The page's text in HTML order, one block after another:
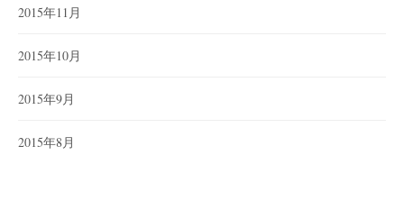
2015年11月
2015年10月
2015年9月
2015年8月